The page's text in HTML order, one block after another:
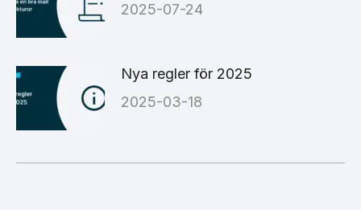
2025-07-24
Nya regler för 2025
2025-03-18